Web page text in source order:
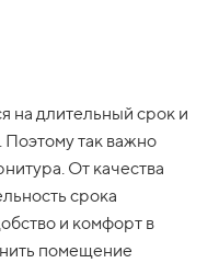
на длительный срок и
Поэтому так важно
От качества
срока
и комфорт в
помещение